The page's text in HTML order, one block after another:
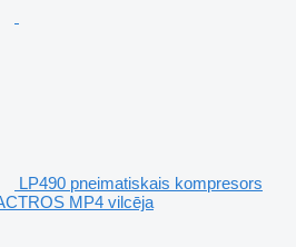
LP490 pneimatiskais kompresors
MP4 vilcēja